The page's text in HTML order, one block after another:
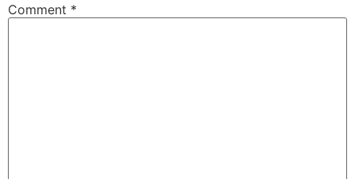
Comment *